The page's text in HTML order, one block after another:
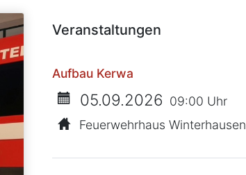
Veranstaltungen
Aufbau Kerwa
05.09.2026 09:00 Uhr
Feuerwehrhaus Winterhausen